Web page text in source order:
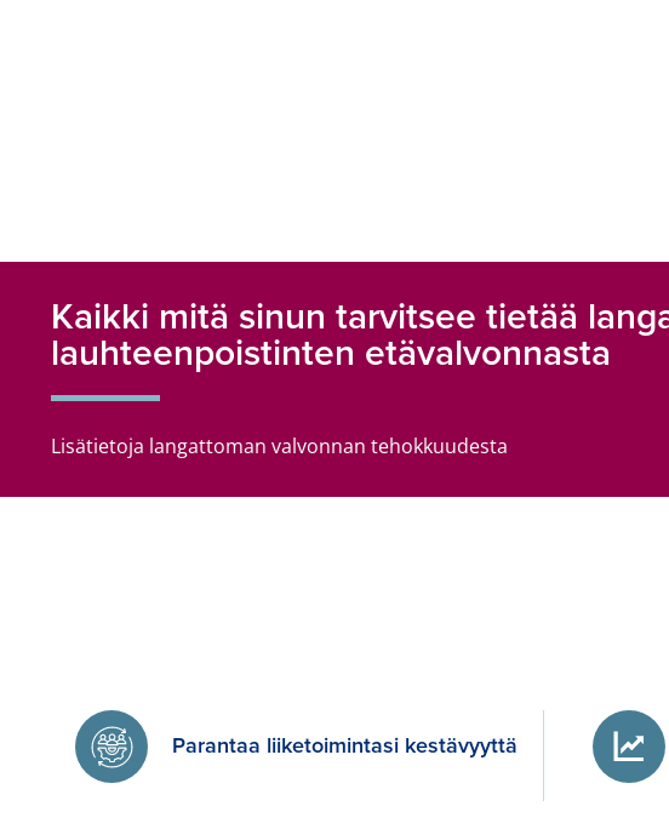
Kaikki mitä sinun tarvitsee tietää
lauhteenpoistinten etävalvonnasta
Lisätietoja langattoman valvonnan tehokkuudesta
Parantaa liiketoimintasi kestävyyttä